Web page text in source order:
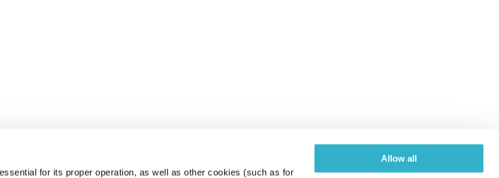
for its proper operation, as well as other cookies (such as for
Allow all